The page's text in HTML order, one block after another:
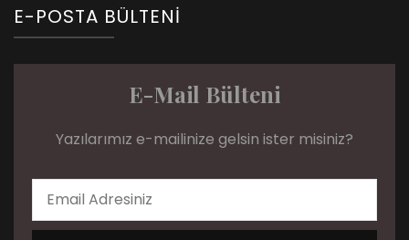
E-POSTA BÜLTENI
E-Mail Bülteni
Yazılarımız e-mailinize gelsin ister misiniz?